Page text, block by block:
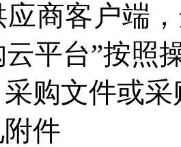
应商客户端
平台”按照
购文件或采
件